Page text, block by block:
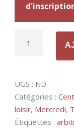
-
Mercredi,
Intermédiaire-
loisir,
UGS : ND
Catégories :
loisir, Mercredi,
Étiquettes :